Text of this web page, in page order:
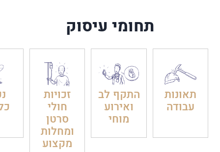
תחומי עיסוק
תאונות
עבודה
התקף לב
ואירוע
מוחי
זכויות
חולי
סרטן
ומחלות
מקצוע